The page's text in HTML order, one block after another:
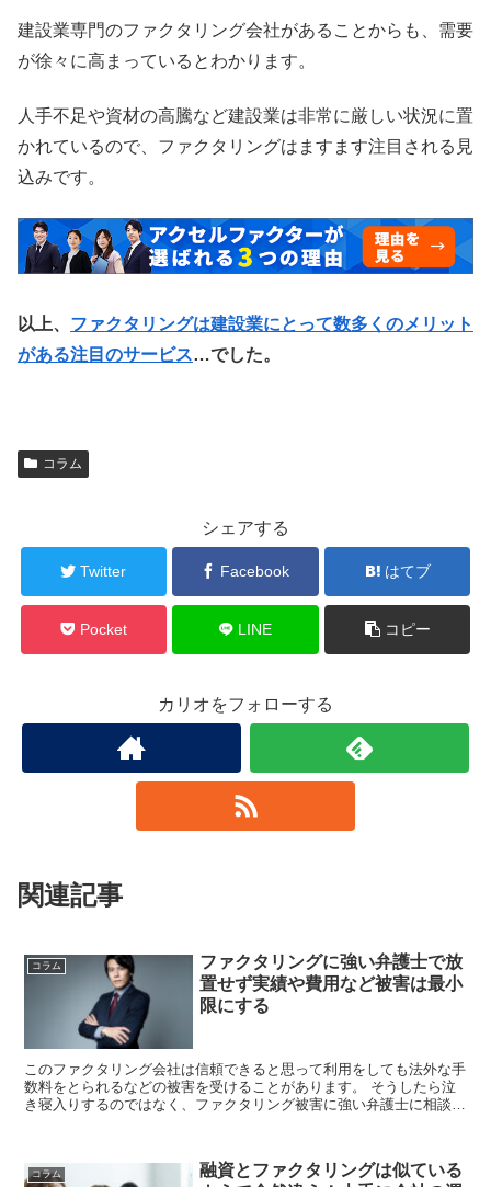
建設業専門のファクタリング会社があることからも、需要
が徐々に高まっているとわかります。
人手不足や資材の高騰など建設業は非常に厳しい状況に置
かれているので、ファクタリングはますます注目される見
込みです。
以上、 ファクタリングは建設業にとって数多くのメリット
がある注目のサービス…でした。
コラム
シェアする
Twitter Facebook はてブ
Pocket LINE コピー
カリオをフォローする
関連記事
コラム
ファクタリングに強い弁護士で放
置せず実績や費用など被害は最小
限にする
このファクタリング会社は信頼できると思って利用をしても法外な手
数料をとられるなどの被害を受けることがあります。 そうしたら泣
き寝入りするのではなく、ファクタリング被害に強い弁護士に相談を
コラム
融資とファクタリングは似ている